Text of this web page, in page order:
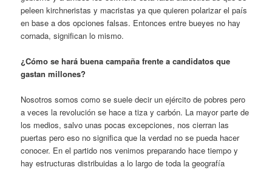
peleen kirchneristas y macristas ya que quieren polarizar el país
en base a dos opciones falsas. Entonces entre bueyes no hay
cornada, significan lo mismo.
¿Cómo se hará buena campaña frente a candidatos que
gastan millones?
Nosotros somos como se suele decir un ejército de pobres pero
a veces la revolución se hace a tiza y carbón. La mayor parte de
los medios, salvo unas pocas excepciones, nos cierran las
puertas pero eso no significa que la verdad no se pueda hacer
conocer. En el partido nos venimos preparando hace tiempo y
hay estructuras distribuidas a lo largo de toda la geografía